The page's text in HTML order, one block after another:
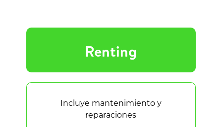
Renting
Incluye mantenimiento y
reparaciones